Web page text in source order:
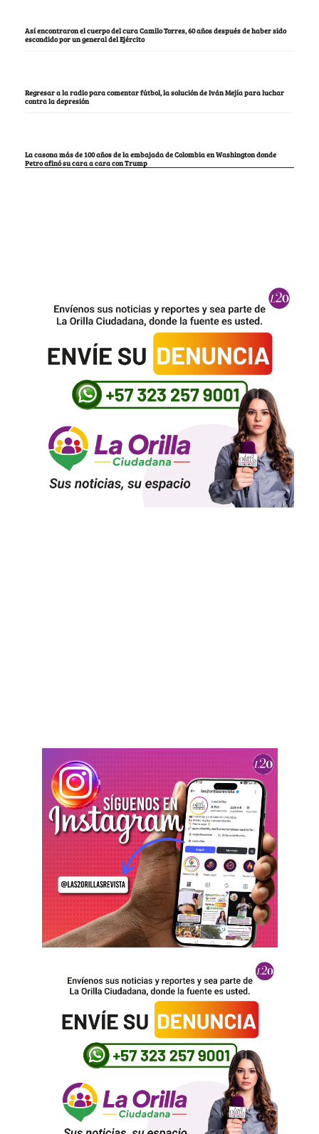
Así encontraron el cuerpo del cura Camilo Torres, 60 años después de haber sido
escondido por un general del Ejército
Regresar a la radio para comentar fútbol, la solución de Iván Mejía para luchar
contra la depresión
La casona más de 100 años de la embajada de Colombia en Washington donde
Petro afinó su cara a cara con Trump